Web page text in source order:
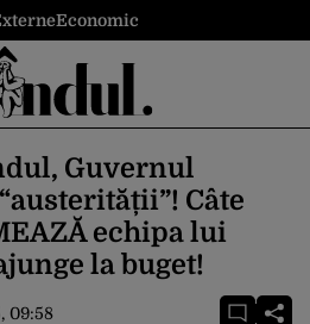
Economic
Guvernul
Câte
echipa lui
la buget!
09:58